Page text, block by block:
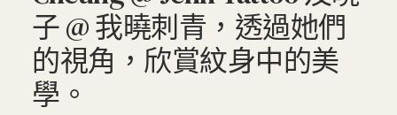
子 @ 我曉刺青，透過她們
的視角，欣賞紋身中的美
學。